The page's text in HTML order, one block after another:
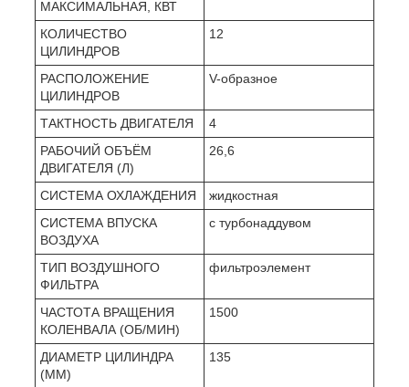
МАКСИМАЛЬНАЯ, КВТ
КОЛИЧЕСТВО
ЦИЛИНДРОВ
12
РАСПОЛОЖЕНИЕ
ЦИЛИНДРОВ
V-образное
ТАКТНОСТЬ ДВИГАТЕЛЯ
4
РАБОЧИЙ ОБЪЁМ
ДВИГАТЕЛЯ (Л)
26,6
СИСТЕМА ОХЛАЖДЕНИЯ
жидкостная
СИСТЕМА ВПУСКА
ВОЗДУХА
с турбонаддувом
ТИП ВОЗДУШНОГО
ФИЛЬТРА
фильтроэлемент
ЧАСТОТА ВРАЩЕНИЯ
КОЛЕНВАЛА (ОБ/МИН)
1500
ДИАМЕТР ЦИЛИНДРА
(ММ)
135